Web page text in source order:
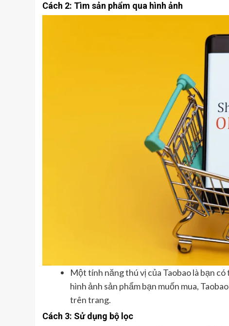
Cách 2: Tìm sản phẩm qua hình ảnh
Một tính năng thú vị của Taobao là bạn
hình ảnh sản phẩm bạn muốn mua,
trên trang.
Cách 3: Sử dụng bộ lọc